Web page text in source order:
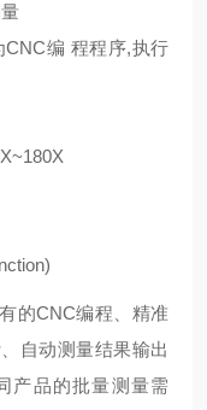
编 程程序,执行
的CNC编程、精准
自动测量结果输出
产品的批量测量需